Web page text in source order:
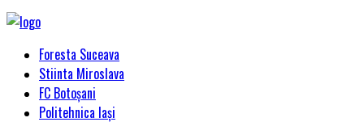
Foresta Suceava
Stiinta Miroslava
FC Botoșani
Politehnica Iași